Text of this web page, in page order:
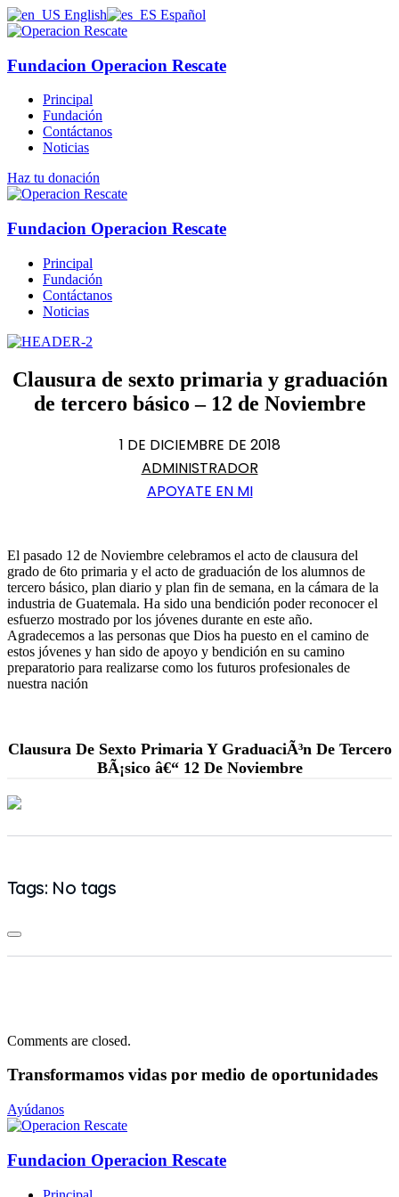
English Español
Fundacion Operacion Rescate
Principal
Fundación
Contáctanos
Noticias
Haz tu donación
Fundacion Operacion Rescate
Principal
Fundación
Contáctanos
Noticias
Clausura de sexto primaria y graduación
de tercero básico – 12 de Noviembre
1 DE DICIEMBRE DE 2018
ADMINISTRADOR
APOYATE EN MI
El pasado 12 de Noviembre celebramos el acto de clausura del
grado de 6to primaria y el acto de graduación de los alumnos de
tercero básico, plan diario y plan fin de semana, en la cámara de la
industria de Guatemala. Ha sido una bendición poder reconocer el
esfuerzo mostrado por los jóvenes durante en este año.
Agradecemos a las personas que Dios ha puesto en el camino de
estos jóvenes y han sido de apoyo y bendición en su camino
preparatorio para realizarse como los futuros profesionales de
nuestra nación
Clausura De Sexto Primaria Y GraduaciÃ³n De Tercero
BÃ¡sico â€“ 12 De Noviembre
Tags: No tags
Comments are closed.
Transformamos vidas por medio de oportunidades
Ayúdanos
Fundacion Operacion Rescate